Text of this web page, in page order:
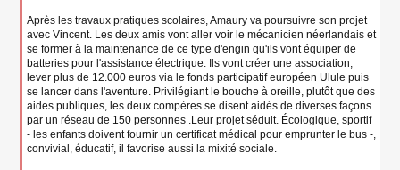
Après les travaux pratiques scolaires, Amaury va poursuivre son projet
avec Vincent. Les deux amis vont aller voir le mécanicien néerlandais et
se former à la maintenance de ce type d'engin qu'ils vont équiper de
batteries pour l'assistance électrique. Ils vont créer une association,
lever plus de 12.000 euros via le fonds participatif européen Ulule puis
se lancer dans l'aventure. Privilégiant le bouche à oreille, plutôt que des
aides publiques, les deux compères se disent aidés de diverses façons
par un réseau de 150 personnes .Leur projet séduit. Écologique, sportif
- les enfants doivent fournir un certificat médical pour emprunter le bus -,
convivial, éducatif, il favorise aussi la mixité sociale.